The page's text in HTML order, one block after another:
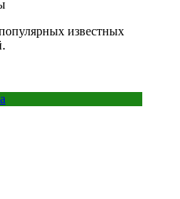
известных